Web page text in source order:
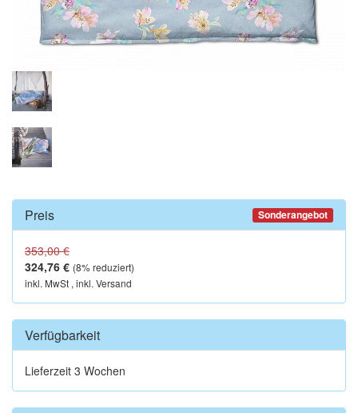
Preis Sonderangebot
353,00 €
324,76 € (8% reduziert)
inkl. MwSt , inkl. Versand
Verfügbarkeit
Lieferzeit 3 Wochen